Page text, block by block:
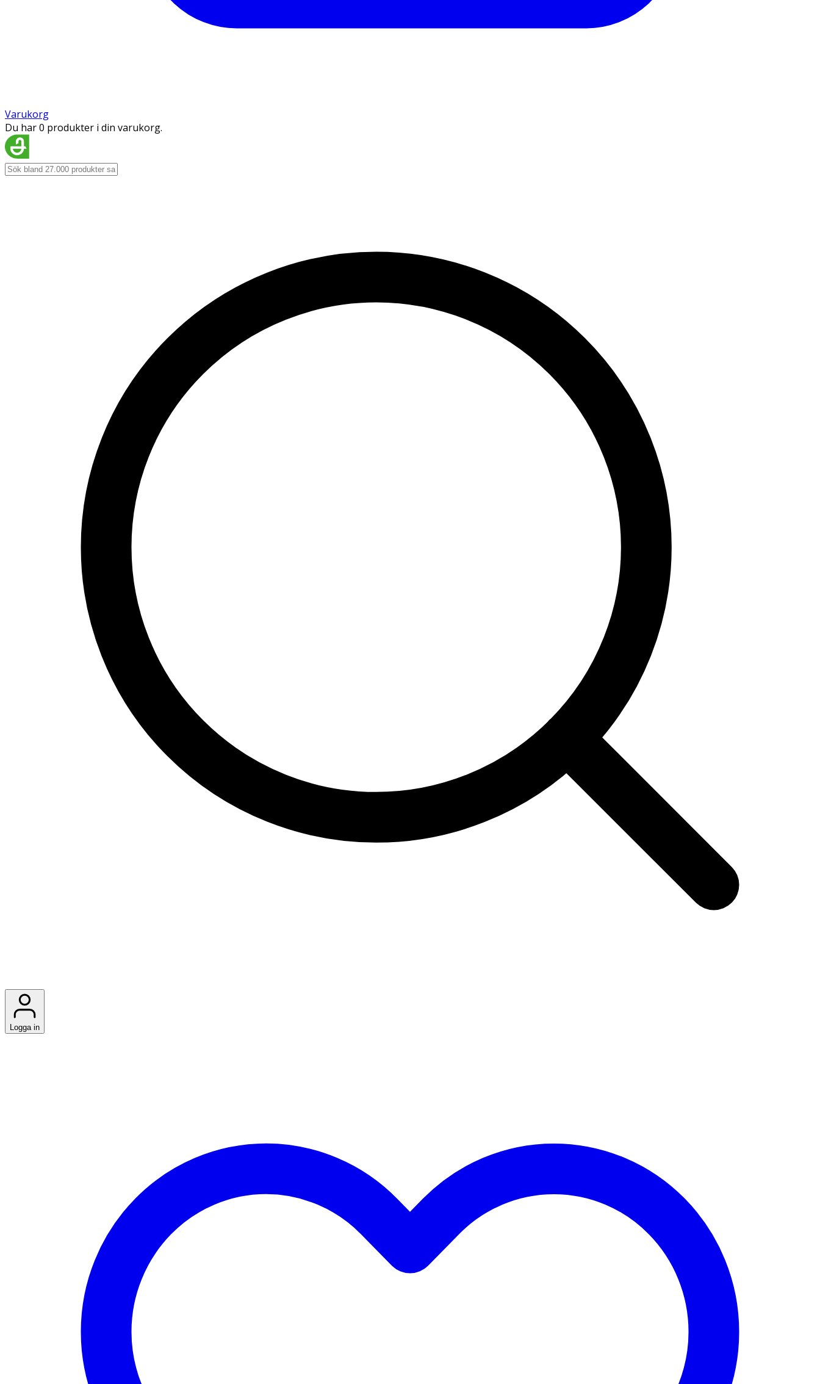
Varukorg
Du har 0 produkter i din varukorg.
Logga in